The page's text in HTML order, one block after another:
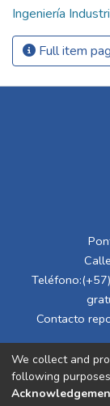
Ingeniería
Full item
Contacto
We collect and
following